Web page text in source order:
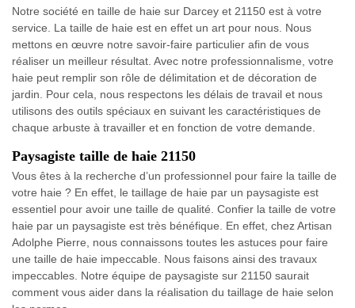
Notre société en taille de haie sur Darcey et 21150 est à votre
service. La taille de haie est en effet un art pour nous. Nous
mettons en œuvre notre savoir-faire particulier afin de vous
réaliser un meilleur résultat. Avec notre professionnalisme, votre
haie peut remplir son rôle de délimitation et de décoration de
jardin. Pour cela, nous respectons les délais de travail et nous
utilisons des outils spéciaux en suivant les caractéristiques de
chaque arbuste à travailler et en fonction de votre demande.
Paysagiste taille de haie 21150
Vous êtes à la recherche d’un professionnel pour faire la taille de
votre haie ? En effet, le taillage de haie par un paysagiste est
essentiel pour avoir une taille de qualité. Confier la taille de votre
haie par un paysagiste est très bénéfique. En effet, chez Artisan
Adolphe Pierre, nous connaissons toutes les astuces pour faire
une taille de haie impeccable. Nous faisons ainsi des travaux
impeccables. Notre équipe de paysagiste sur 21150 saurait
comment vous aider dans la réalisation du taillage de haie selon